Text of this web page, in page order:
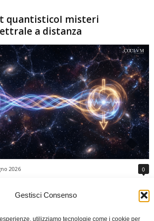
Gestisci Consenso
utilizziamo tecnologie come i cookie per
quantisticoI misteri
a distanza
2026 0
possono mostrare correlazioni che sembrano ignorare
Gli esperimenti e i teoremi di Bell hanno escluso le
quantistica. Nonostante ciò, l'entanglement non